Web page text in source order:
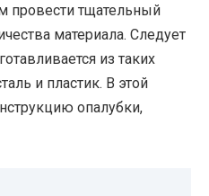
провести тщательный
материала. Следует
из таких
и пластик. В этой
опалубки,